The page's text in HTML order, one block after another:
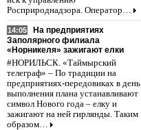
Росприроднадзора. Оператор…
14:05
На предприятиях
Заполярного филиала
«Норникеля» зажигают елки
#НОРИЛЬСК. «Таймырский
телеграф» – По традиции на
предприятиях-передовиках в день
выполнения плана устанавливают
символ Нового года – елку и
зажигают на ней гирлянды. Таким
образом…